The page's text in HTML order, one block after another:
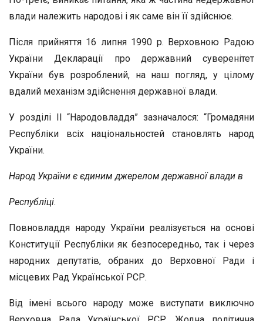
влади належить народові і як саме він її здійснює.
Після прийняття 16 липня 1990 р. Верховною Радою
України Декларації про державний суверенітет
України був розроблений, на наш погляд, у цілому
вдалий механізм здійснення державної влади.
У розділі II “Народовладдя” зазначалося: “Громадяни
Республіки всіх національностей становлять народ
України.
Народ України є єдиним джерелом державної влади в
Республіці.
Повновладдя народу України реалізується на основі
Конституції Республіки як безпосередньо, так і через
народних депутатів, обраних до Верховної Ради і
місцевих Рад Української РСР.
Від імені всього народу може виступати виключно